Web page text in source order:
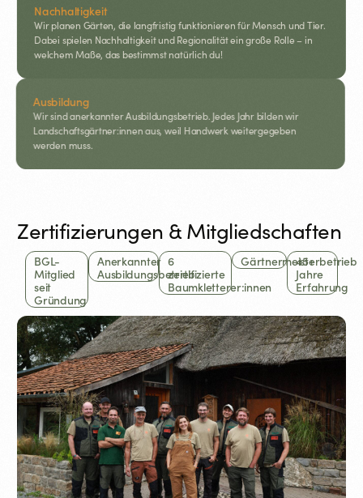
Nachhaltigkeit
Wir planen Gärten, die langfristig funktionieren für Mensch und Tier.
Dabei spielen Nachhaltigkeit und Regionalität ein große Rolle – in
welchem Maße, das bestimmst natürlich du!
Ausbildung
Wir sind anerkannter Ausbildungsbetrieb. Jedes Jahr bilden wir
Landschaftsgärtner:innen aus, weil Handwerk weitergegeben
werden muss.
Zertifizierungen & Mitgliedschaften
BGL-
Mitglied
seit
Gründung
Anerkannter
Ausbildungsbetrieb
6
zertifizierte
Baumkletterer:innen
Gärtnermeisterbetrieb
45+
Jahre
Erfahrung